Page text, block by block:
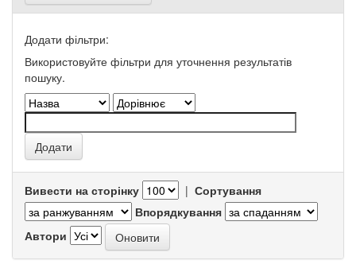
Додати фільтри:
Використовуйте фільтри для уточнення результатів
пошуку.
Вивести на сторінку | Сортування
Впорядкування
Автори